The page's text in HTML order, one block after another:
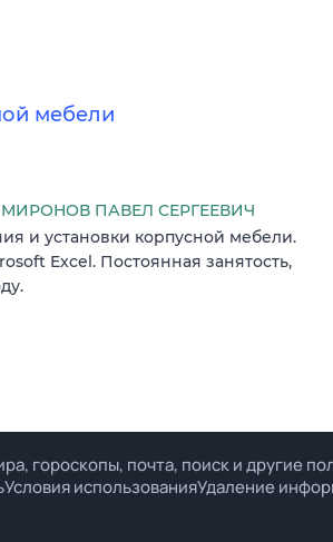
мебели
ПАВЕЛ СЕРГЕЕВИЧ
и установки корпусной мебели.
Excel. Постоянная занятость,
гороскопы, почта, поиск и другие
Условия использованияУдаление